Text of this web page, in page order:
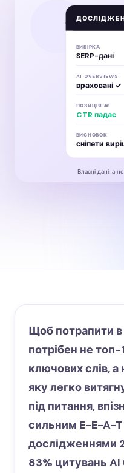
ВИБІРКА
SERP-дані
AI OVERVIEWS
враховані ✓
ПОЗИЦІЯ #1
CTR падає
ВИСНОВОК
сніпети
Власні дані, а
Щоб потрапити
потрібен не топ-
ключових слів, а
яку легко
під питання,
сильним E-E-A-T
дослідженнями
83% цитувань AI